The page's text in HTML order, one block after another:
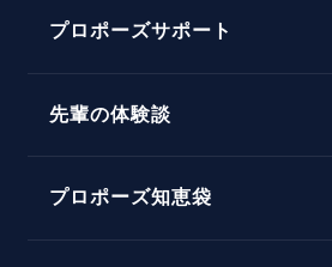
プロポーズサポート
先輩の体験談
プロポーズ知恵袋